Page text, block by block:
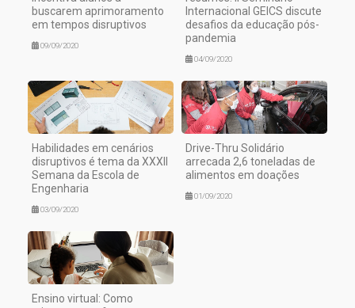
buscarem aprimoramento
em tempos disruptivos
09/09/2020
Internacional GEICS discute
desafios da educação pós-
pandemia
04/09/2020
Habilidades em cenários
disruptivos é tema da XXXII
Semana da Escola de
Engenharia
03/09/2020
Drive-Thru Solidário
arrecada 2,6 toneladas de
alimentos em doações
01/09/2020
Ensino virtual: Como